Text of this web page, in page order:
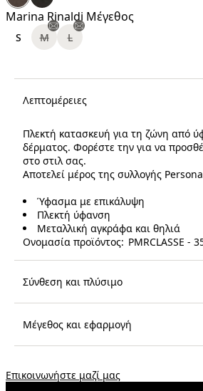
€
Marina Rinaldi Μέγεθος
S M L
Λεπτομέρειες
Πλεκτή κατασκευή για τη ζώνη από
δέρματος. Φορέστε την για να
στο στιλ σας.
Αποτελεί μέρος της συλλογής
Ύφασμα με επικάλυψη
Πλεκτή ύφανση
Μεταλλική αγκράφα και θηλιά
Ονομασία προϊόντος: PMRCLASSE -
Σύνθεση και πλύσιμο
Μέγεθος και εφαρμογή
Επικοινωνήστε μαζί μας